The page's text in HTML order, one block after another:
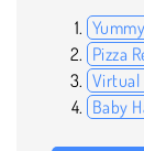
Pizza
Virtual
Baby